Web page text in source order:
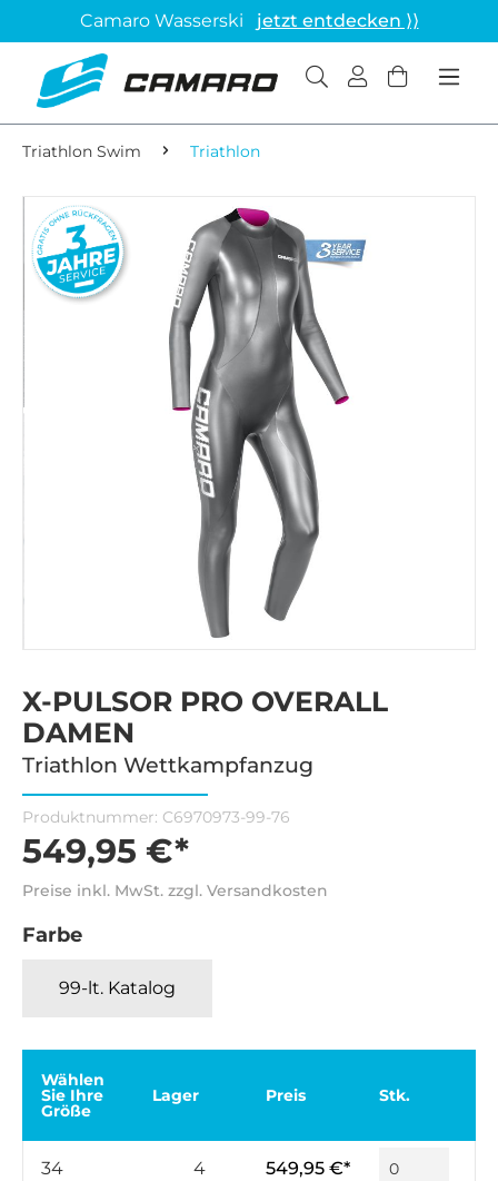
Camaro Wasserski jetzt entdecken ⟩⟩
Triathlon Swim Triathlon
X-PULSOR PRO OVERALL
DAMEN
Triathlon Wettkampfanzug
Produktnummer: C6970973-99-76
549,95 €*
Preise inkl. MwSt. zzgl. Versandkosten
Farbe
99-lt. Katalog
Wählen
Sie Ihre
Größe
Lager Preis Stk.
34 4 549,95 €*